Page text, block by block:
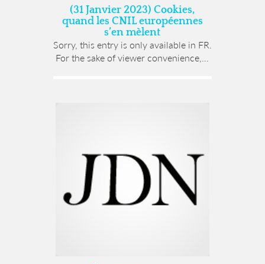
(31 Janvier 2023) Cookies,
quand les CNIL européennes
s’en mèlent
Sorry, this entry is only available in FR.
For the sake of viewer convenience,...